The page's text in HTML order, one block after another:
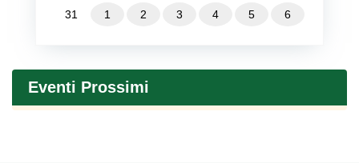
31 1 2 3 4 5 6
Eventi Prossimi